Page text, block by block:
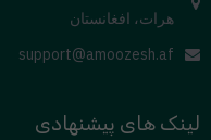
هرات، افغانستان
support@amoozesh.af
لینک های پیشنهادی